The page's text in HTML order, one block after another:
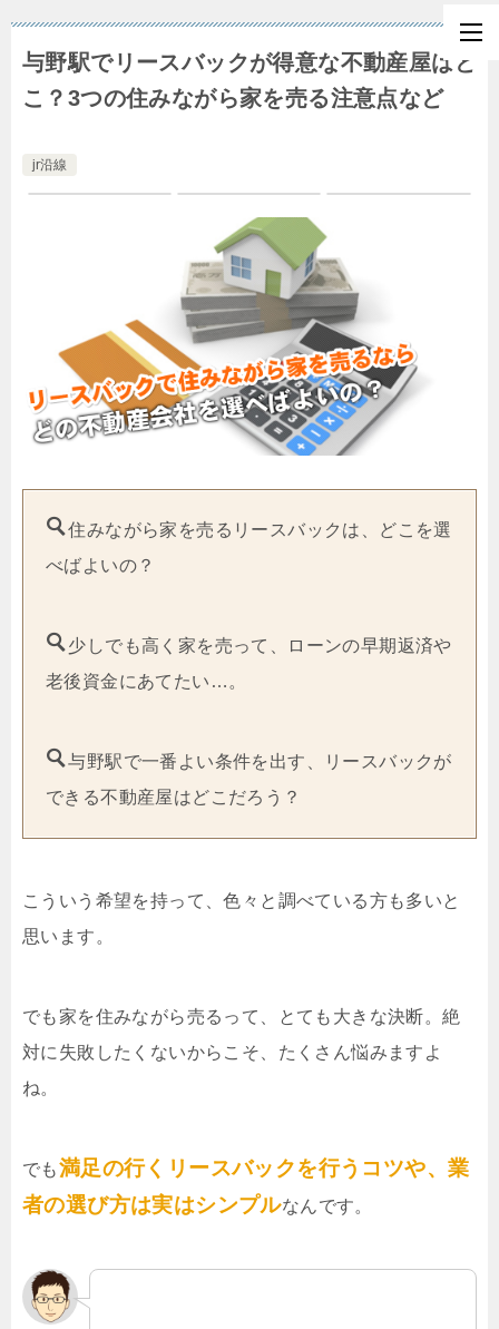
与野駅でリースバックが得意な不動産屋はど
こ？3つの住みながら家を売る注意点など
jr沿線
住みながら家を売るリースバックは、どこを選
べばよいの？
少しでも高く家を売って、ローンの早期返済や
老後資金にあてたい…。
与野駅で一番よい条件を出す、リースバックが
できる不動産屋はどこだろう？
こういう希望を持って、色々と調べている方も多いと
思います。
でも家を住みながら売るって、とても大きな決断。絶
対に失敗したくないからこそ、たくさん悩みますよ
ね。
でも満足の行くリースバックを行うコツや、業
者の選び方は実はシンプルなんです。